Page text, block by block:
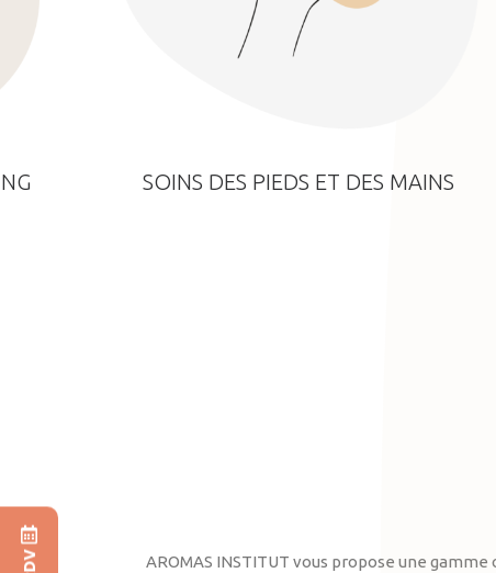
SOINS DES PIEDS ET DES MAINS
AROMAS INSTITUT vous propose une